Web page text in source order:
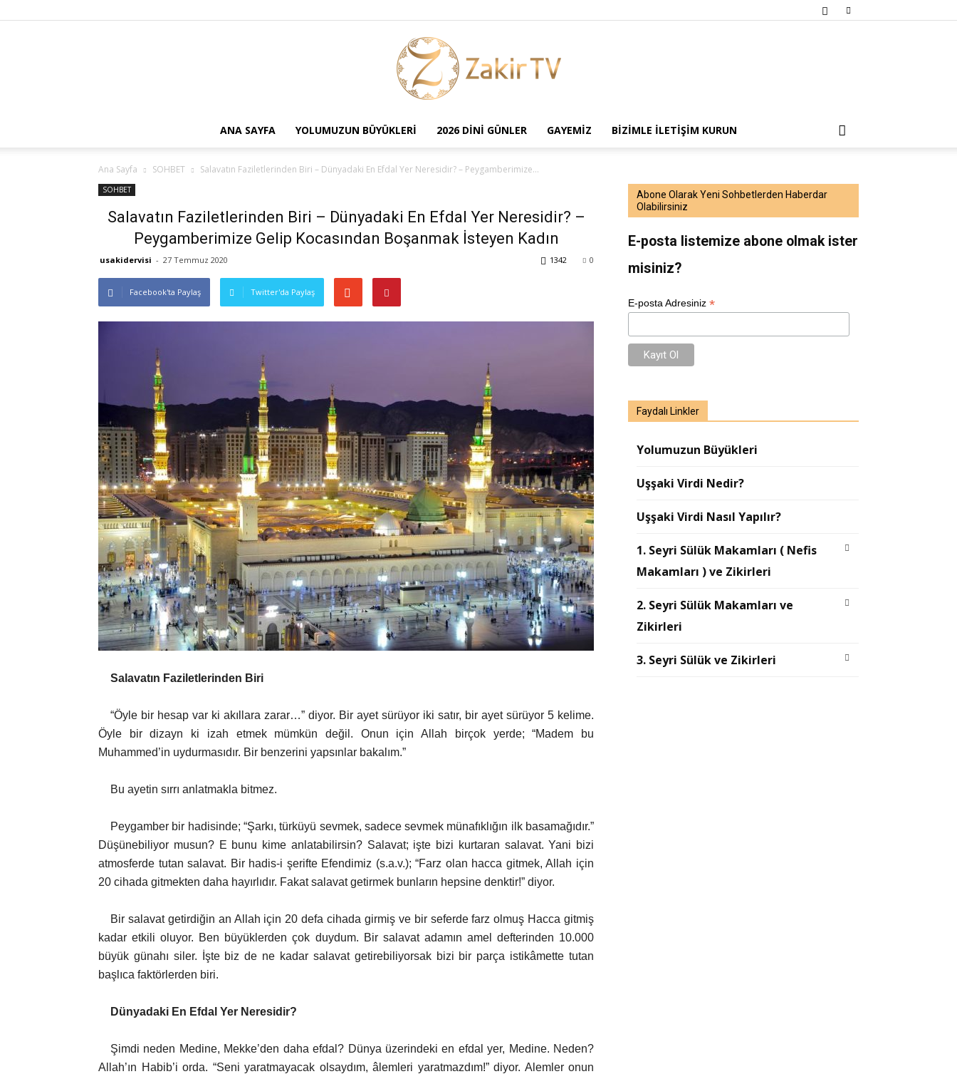
TV
ANA SAYFA YOLUMUZUN BÜYÜKLERI 2026 DINI GÜNLER GAYEMIZ BIZIMLE İLETIŞIM KURUN
Ana Sayfa SOHBET Salavatın Faziletlerinden Biri – Dünyadaki En Efdal Yer Neresidir? – Peygamberimize...
SOHBET
Salavatın Faziletlerinden Biri – Dünyadaki En Efdal Yer Neresidir? –
Peygamberimize Gelip Kocasından Boşanmak İsteyen Kadın
usakidervisi - 27 Temmuz 2020 0
1342
Facebook'ta Paylaş Twitter'da Paylaş
Salavatın Faziletlerinden Biri
“Öyle bir hesap var ki akıllara zarar…” diyor. Bir ayet sürüyor iki satır, bir ayet sürüyor 5 kelime.
Öyle bir dizayn ki izah etmek mümkün değil. Onun için Allah birçok yerde; “Madem bu
Muhammed’in uydurmasıdır. Bir benzerini yapsınlar bakalım.”
Bu ayetin sırrı anlatmakla bitmez.
Peygamber bir hadisinde; “Şarkı, türküyü sevmek, sadece sevmek münafıklığın ilk basamağıdır.”
Düşünebiliyor musun? E bunu kime anlatabilirsin? Salavat; işte bizi kurtaran salavat. Yani bizi
atmosferde tutan salavat. Bir hadis-i şerifte Efendimiz (s.a.v.); “Farz olan hacca gitmek, Allah için
20 cihada gitmekten daha hayırlıdır. Fakat salavat getirmek bunların hepsine denktir!” diyor.
Bir salavat getirdiğin an Allah için 20 defa cihada girmiş ve bir seferde farz olmuş Hacca gitmiş
kadar etkili oluyor. Ben büyüklerden çok duydum. Bir salavat adamın amel defterinden 10.000
büyük günahı siler. İşte biz de ne kadar salavat getirebiliyorsak bizi bir parça istikâmette tutan
başlıca faktörlerden biri.
Dünyadaki En Efdal Yer Neresidir?
Şimdi neden Medine, Mekke’den daha efdal? Dünya üzerindeki en efdal yer, Medine. Neden?
Allah’ın Habib’i orda. “Seni yaratmayacak olsaydım, âlemleri yaratmazdım!” diyor. Alemler onun
Abone Olarak Yeni Sohbetlerden Haberdar
Olabilirsiniz
E-posta listemize abone olmak ister
misiniz?
E-posta Adresiniz *
Faydalı Linkler
Yolumuzun Büyükleri
Uşşaki Virdi Nedir?
Uşşaki Virdi Nasıl Yapılır?
1. Seyri Sülük Makamları ( Nefis
Makamları ) ve Zikirleri
2. Seyri Sülük Makamları ve
Zikirleri
3. Seyri Sülük ve Zikirleri